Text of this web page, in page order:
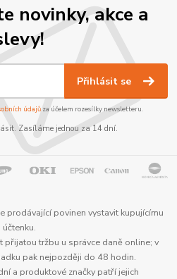
novinky, akce a
Přihlásit se
údajůza účelem rozesílky newsletteru.
Zasíláme jednou za 14 dní.
prodávající povinen vystavit kupujícímu
účtenku.
přijatou tržbu u správce daně online; v
pak nejpozději do 48 hodin.
a produktové značky patří jejich